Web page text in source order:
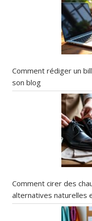
Comment rédiger un
son blog
Comment cirer des
alternatives naturelles